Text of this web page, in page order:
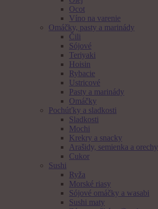
Ocot
Víno na varenie
Omáčky, pasty a marinády
Čili
Sójové
Teriyaki
Hoisin
Rybacie
Ustricové
Pasty a marinády
Omáčky
Pochúťky a sladkosti
Sladkosti
Mochi
Krekry a snacky
Arašidy, semienka a orechy
Cukor
Sushi
Ryža
Morské riasy
Sójové omáčky a wasabi
Sushi maty